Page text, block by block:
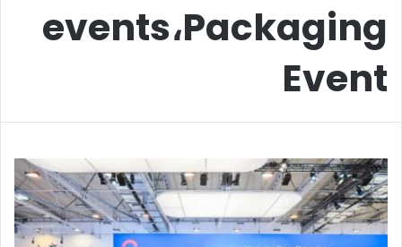
events،Packaging
Event